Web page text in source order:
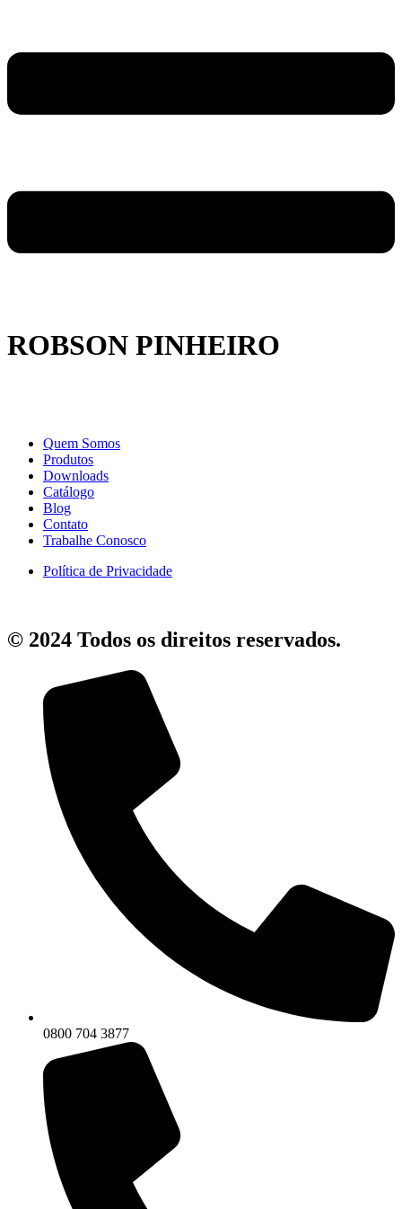
ROBSON PINHEIRO
Quem Somos
Produtos
Downloads
Catálogo
Blog
Contato
Trabalhe Conosco
Política de Privacidade
© 2024 Todos os direitos reservados.
0800 704 3877